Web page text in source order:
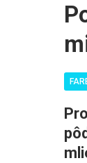
Back
to